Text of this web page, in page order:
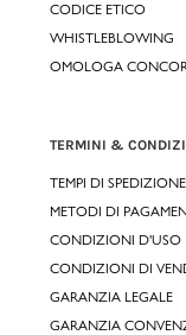
CODICE ETICO
WHISTLEBLOWING
OMOLOGA
TERMINI &
TEMPI DI SPEDIZIONE
METODI DI
CONDIZIONI D'USO
CONDIZIONI DI
GARANZIA LEGALE
GARANZIA